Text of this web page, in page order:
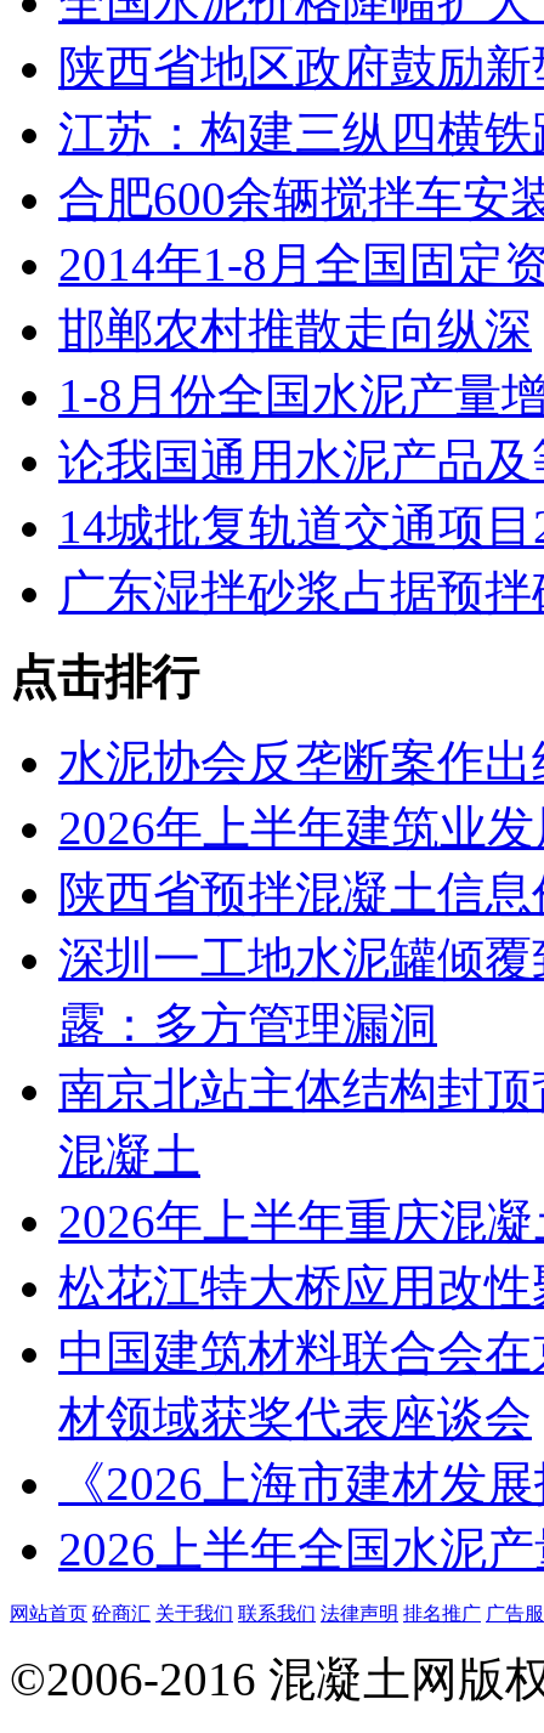
陕西省地区政府鼓励
江苏：构建三纵四横
合肥600余辆搅拌车安
​2014年1-8月全国固定
邯郸农村推散走向纵深
1-8月份全国水泥产量
论我国通用水泥产品
14城批复轨道交通项
广东湿拌砂浆占据预
点击排行
水泥协会反垄断案作
2026年上半年建筑业
陕西省预拌混凝土信
深圳一工地水泥罐倾
露：多方管理漏洞
南京北站主体结构封
混凝土
2026年上半年重庆混
松花江特大桥应用改
中国建筑材料联合会
材领域获奖代表座谈会
《2026上海市建材发
2026上半年全国水泥
网站首页 砼商汇 关于我们 联系我们 法律声明 排名推广 广告
©2006-2016 混凝土网版